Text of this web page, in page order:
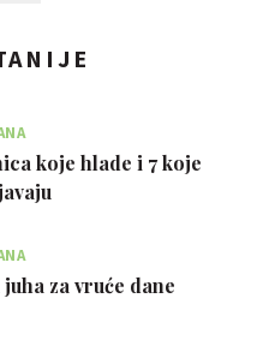
koje hlade i 7 koje
za vruće dane